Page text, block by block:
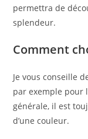
permettra de
splendeur.
Comment
Je vous conseille
par exemple pour
générale, il est
d’une couleur.